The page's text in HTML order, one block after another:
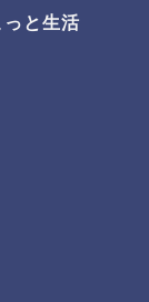
と生活